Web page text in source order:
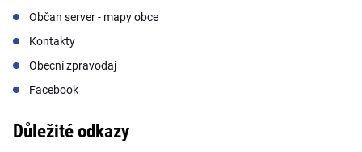
Občan server - mapy obce
Kontakty
Obecní zpravodaj
Facebook
Důležité odkazy